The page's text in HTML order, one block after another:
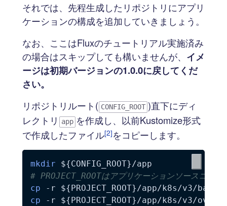
それでは、先程生成したリポジトリにアプリ
ケーションの構成を追加していきましょう。
なお、ここはFluxのチュートリアル実施済み
の場合はスキップしても構いませんが、 イメ
ージは初期バージョンの1.0.0に戻してくだ
さい。
リポジトリルート( CONFIG_ROOT )直下にディ
レクトリ
app を作成し、以前Kustomize形式
で作成したファイル[2]をコピーします。
mkdir ${CONFIG_ROOT}
# PROJECT_ROOTはアプリケーションソースコー
cp
-r ${PROJECT_ROOT}/app/k8s/v3/base
cp
-r ${PROJECT_ROOT}/app/k8s/v3/